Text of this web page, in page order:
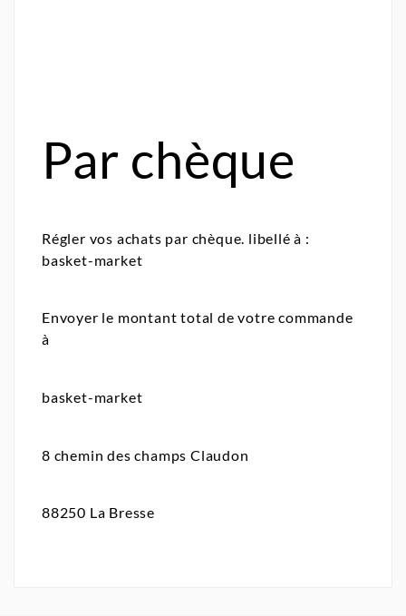
Par chèque
Régler vos achats par chèque. libellé à :
basket-market
Envoyer le montant total de votre commande
à
basket-market
8 chemin des champs Claudon
88250 La Bresse